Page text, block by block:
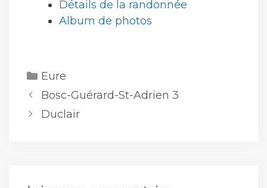
Détails de la randonnée
Album de photos
Catégories
Eure
Bosc-Guérard-St-Adrien 3
Duclair